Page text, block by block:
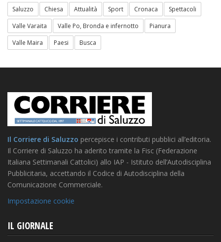
Saluzzo Chiesa Attualità Sport Cronaca
Spettacoli
Valle Varaita
Valle Po, Bronda e infernotto
Pianura
Valle Maira
Paesi Busca
Il Corriere di Saluzzo percepisce i contributi pubblici all’editoria.
Il Corriere di Saluzzo ha aderito tramite la Fisc (Federazione
Italiana Settimanali Cattolici) allo IAP - Istituto dell’Autodisciplina
Pubblicitaria, accettando il Codice di Autodisciplina della
Comunicazione Commerciale.
Impostazione cookie
IL GIORNALE